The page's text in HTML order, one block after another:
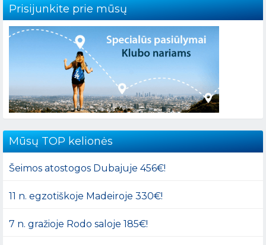
Prisijunkite prie mūsų
Mūsų TOP kelionės
Šeimos atostogos Dubajuje 456€!
11 n. egzotiškoje Madeiroje 330€!
7 n. gražioje Rodo saloje 185€!